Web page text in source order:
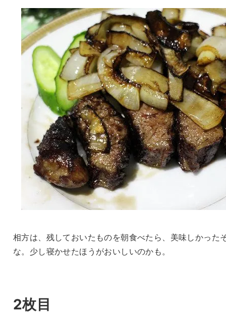
相方は、残しておいたものを朝食べたら、美味しかった
な。少し寝かせたほうがおいしいのかも。
2枚目